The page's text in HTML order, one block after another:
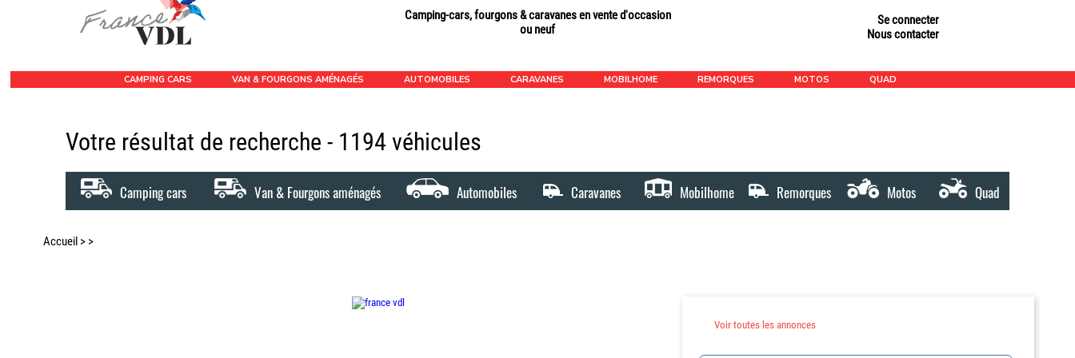
Camping-cars, fourgons & caravanes en vente d'occasion
ou neuf
Se connecter
Nous contacter
CAMPING CARS VAN & FOURGONS AMÉNAGÉS AUTOMOBILES CARAVANES MOBILHOME REMORQUES MOTOS QUAD
Votre résultat de recherche - 1194 véhicules
Camping cars Van & Fourgons aménagés Automobiles Caravanes Mobilhome Remorques Motos Quad
Accueil > >
Voir toutes les annonces